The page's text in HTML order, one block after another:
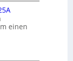
einen